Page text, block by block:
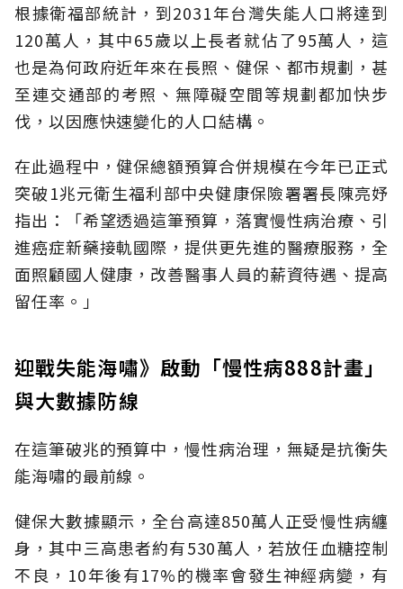
根據衛福部統計，到2031年台灣失能人口將達到
120萬人，其中65歲以上長者就佔了95萬人，這
也是為何政府近年來在長照、健保、都市規劃，甚
至連交通部的考照、無障礙空間等規劃都加快步
伐，以因應快速變化的人口結構。
在此過程中，健保總額預算合併規模在今年已正式
突破1兆元衛生福利部中央健康保險署署長陳亮妤
指出：「希望透過這筆預算，落實慢性病治療、引
進癌症新藥接軌國際，提供更先進的醫療服務，全
面照顧國人健康，改善醫事人員的薪資待遇、提高
留任率。」
迎戰失能海嘯》啟動「慢性病888計畫」
與大數據防線
在這筆破兆的預算中，慢性病治理，無疑是抗衡失
能海嘯的最前線。
健保大數據顯示，全台高達850萬人正受慢性病纏
身，其中三高患者約有530萬人，若放任血糖控制
不良，10年後有17%的機率會發生神經病變，有